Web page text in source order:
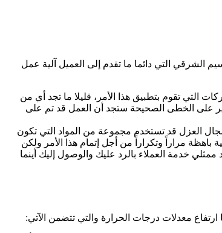
الشرقي التي دائما ما تقدم إلى العميل آلية عمل
التي تقوم بتطبيق هذا الأمر، قليلا ما تجد أي من
على الخطى الصحيحة ستجد أن العمل قد تم على
العزل قد تستخدم مجموعة من المواد التي تكون
مراراً وتكراراً من أجل إتمام هذا الأمر ولكن
خدمة العملاء بالرد عليك والوصول إليك أينما
معدلات درجات الحرارة والتي تتضمن الآتي: